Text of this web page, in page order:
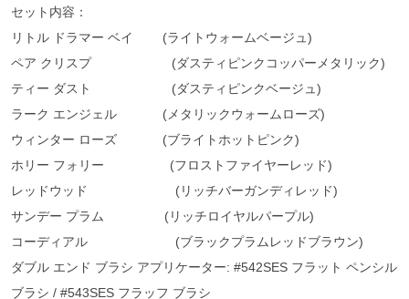
セット内容：
リトル ドラマー ベイ (ライトウォームベージュ)
ペア クリスプ (ダスティピンクコッパーメタリック)
ティー ダスト (ダスティピンクベージュ)
ラーク エンジェル (メタリックウォームローズ)
ウィンター ローズ (ブライトホットピンク)
ホリー フォリー (フロストファイヤーレッド)
レッドウッド (リッチバーガンディレッド)
サンデー プラム (リッチロイヤルパープル)
コーディアル (ブラックプラムレッドブラウン)
ダブル エンド ブラシ アプリケーター: #542SES フラット ペンシル
ブラシ / #543SES フラッフ ブラシ